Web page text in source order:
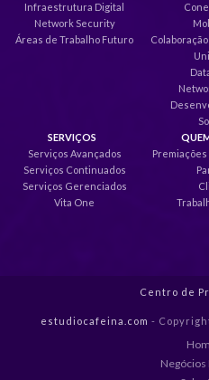
Infraestrutura Digital
Network Security
Áreas de Trabalho Futuro
SERVIÇOS
Serviços Avançados
Serviços Continuados
Serviços Gerenciados
Vita One
Centro de
estudiocafeina.com -
Negócios